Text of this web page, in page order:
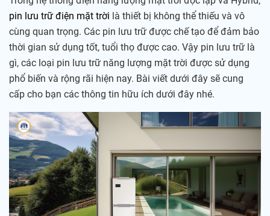
pin lưu trữ điện mặt trời là thiết bị không thể thiếu và vô
cùng quan trọng. Các pin lưu trữ được chế tạo để đảm bảo
thời gian sử dụng tốt, tuổi thọ được cao. Vậy pin lưu trữ là
gì, các loại pin lưu trữ năng lượng mặt trời được sử dụng
phổ biến và rộng rãi hiện nay. Bài viết dưới đây sẽ cung
cấp cho bạn các thông tin hữu ích dưới đây nhé.